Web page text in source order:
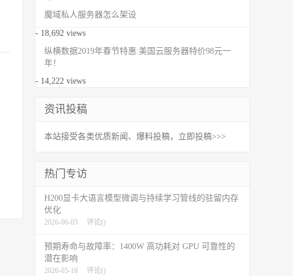
魔域私人服务器怎么架设
- 18,692 views
纵横数据2019年春节特惠:美国云服务器特价98元一
年！
- 14,222 views
资讯投稿
本站接受各类优质新闻、爆料投稿，立即投稿>>>
热门专访
H200显卡大语言模型微调与持续学习管线的驻留内存
优化
2026-06-03 评论()
预期寿命与故障率：1400W 高功耗对 GPU 可靠性的
潜在影响
2026-05-18 评论()